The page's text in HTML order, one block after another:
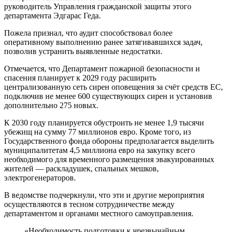
руководитель Управления гражданской защиты этого
департамента Эдгарас Геда.
Пожела признал, что аудит способствовал более
оперативному выполнению ранее затягивавшихся задач,
позволив устранить выявленные недостатки.
Отмечается, что Департамент пожарной безопасности и
спасения планирует к 2029 году расширить
централизованную сеть сирен оповещения за счёт средств ЕС,
подключив не менее 600 существующих сирен и установив
дополнительно 275 новых.
К 2030 году планируется обустроить не менее 1,9 тысячи
убежищ на сумму 77 миллионов евро. Кроме того, из
Государственного фонда обороны предполагается выделить
муниципалитетам 4,5 миллиона евро на закупку всего
необходимого для временного размещения эвакуированных
жителей — раскладушек, спальных мешков,
электрогенераторов.
В ведомстве подчеркнули, что эти и другие мероприятия
осуществляются в тесном сотрудничестве между
департаментом и органами местного самоуправления.